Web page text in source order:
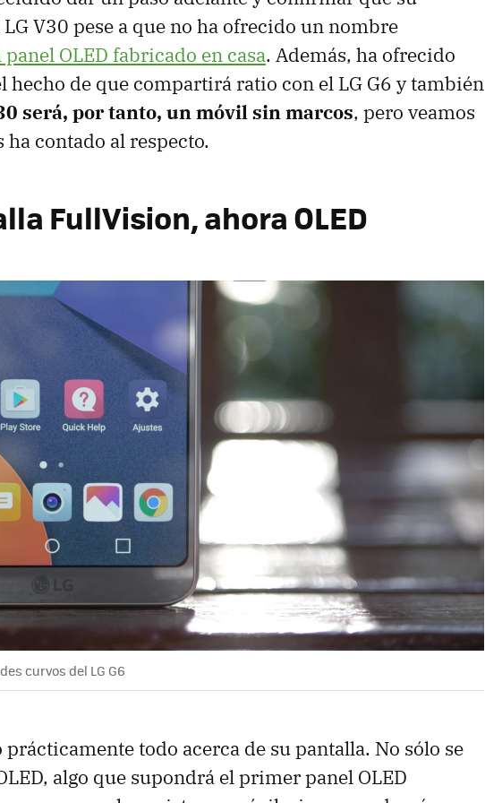
V30 pese a que no ha ofrecido un nombre
panel OLED fabricado en casa. Además, ha ofrecido
hecho de que compartirá ratio con el LG G6 y también
será, por tanto, un móvil sin marcos, pero veamos
ha contado al respecto.
FullVision, ahora OLED
curvos del LG G6
todo acerca de su pantalla. No sólo se
algo que supondrá el primer panel OLED